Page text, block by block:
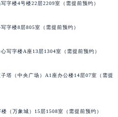
字楼4号楼22层2209室（需提前预约）
字楼8层805室（需提前预约）
写字楼A座13层1304室（需提前预约）
塔（中央广场）A1座办公楼14层07室（需提
（万象城）15层1508室（需提前预约）